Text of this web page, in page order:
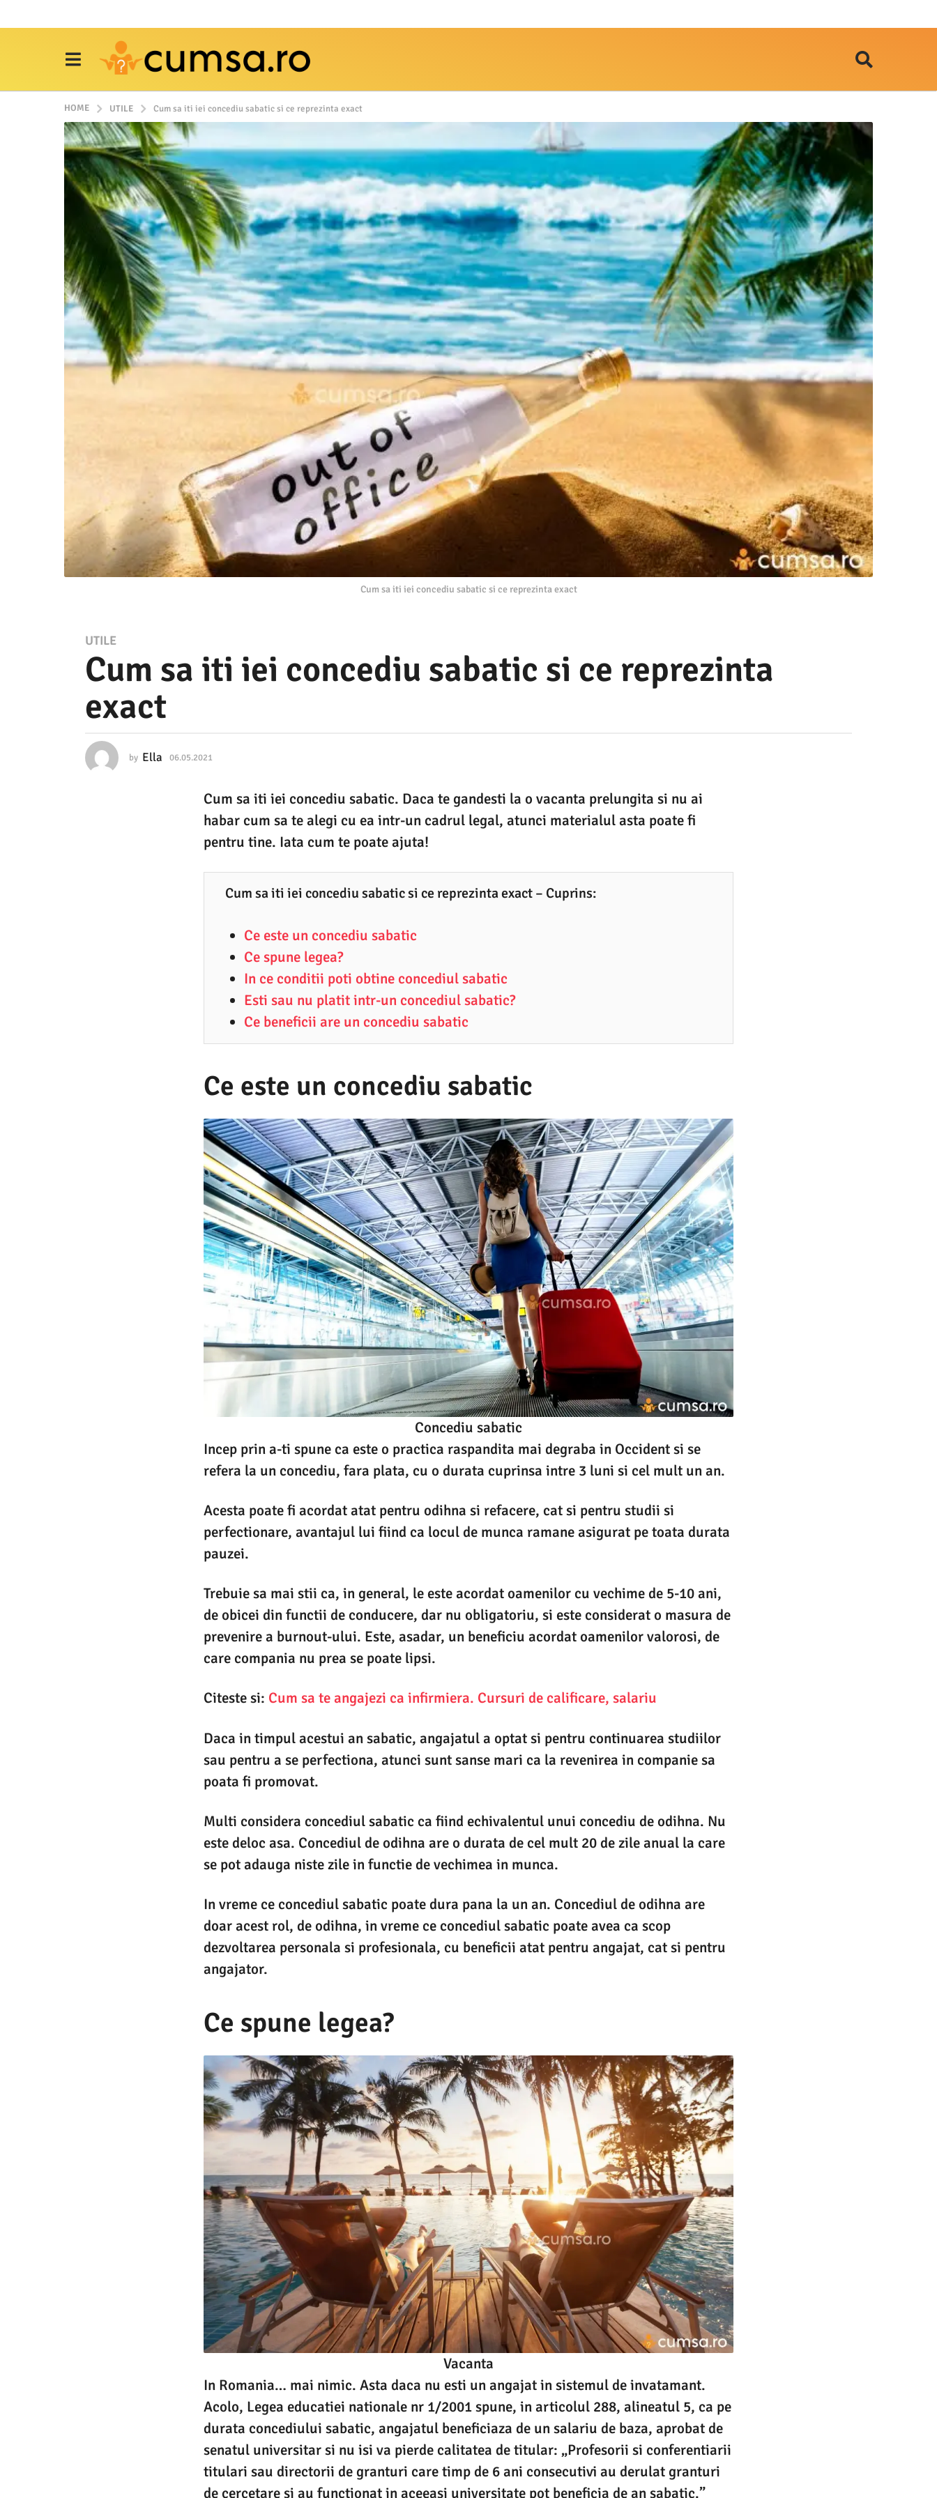
HOME UTILE Cum sa iti iei concediu sabatic si ce reprezinta exact
Cum sa iti iei concediu sabatic si ce reprezinta exact
0
6
.
0
.
2
UTILE
Cum sa iti iei concediu sabatic si ce reprezinta
exact
by Ella 06.05.2021
0
.
2
0
1
Cum sa iti iei concediu sabatic. Daca te gandesti la o vacanta prelungita si nu ai
habar cum sa te alegi cu ea intr-un cadrul legal, atunci materialul asta poate fi
pentru tine. Iata cum te poate ajuta!
Cum sa iti iei concediu sabatic si ce reprezinta exact – Cuprins:
Ce este un concediu sabatic
Ce spune legea?
In ce conditii poti obtine concediul sabatic
Esti sau nu platit intr-un concediul sabatic?
Ce beneficii are un concediu sabatic
Ce este un concediu sabatic
Concediu sabatic
Incep prin a-ti spune ca este o practica raspandita mai degraba in Occident si se
refera la un concediu, fara plata, cu o durata cuprinsa intre 3 luni si cel mult un an.
Acesta poate fi acordat atat pentru odihna si refacere, cat si pentru studii si
perfectionare, avantajul lui fiind ca locul de munca ramane asigurat pe toata durata
pauzei.
Trebuie sa mai stii ca, in general, le este acordat oamenilor cu vechime de 5-10 ani,
de obicei din functii de conducere, dar nu obligatoriu, si este considerat o masura de
prevenire a burnout-ului. Este, asadar, un beneficiu acordat oamenilor valorosi, de
care compania nu prea se poate lipsi.
Citeste si: Cum sa te angajezi ca infirmiera. Cursuri de calificare, salariu
Daca in timpul acestui an sabatic, angajatul a optat si pentru continuarea studiilor
sau pentru a se perfectiona, atunci sunt sanse mari ca la revenirea in companie sa
poata fi promovat.
Multi considera concediul sabatic ca fiind echivalentul unui concediu de odihna. Nu
este deloc asa. Concediul de odihna are o durata de cel mult 20 de zile anual la care
se pot adauga niste zile in functie de vechimea in munca.
In vreme ce concediul sabatic poate dura pana la un an. Concediul de odihna are
doar acest rol, de odihna, in vreme ce concediul sabatic poate avea ca scop
dezvoltarea personala si profesionala, cu beneficii atat pentru angajat, cat si pentru
angajator.
Ce spune legea?
Vacanta
In Romania… mai nimic. Asta daca nu esti un angajat in sistemul de invatamant.
Acolo, Legea educatiei nationale nr 1/2001 spune, in articolul 288, alineatul 5, ca pe
durata concediului sabatic, angajatul beneficiaza de un salariu de baza, aprobat de
senatul universitar si nu isi va pierde calitatea de titular: „Profesorii si conferentiarii
titulari sau directorii de granturi care timp de 6 ani consecutivi au derulat granturi
de cercetare si au functionat in aceeasi universitate pot beneficia de an sabatic.”